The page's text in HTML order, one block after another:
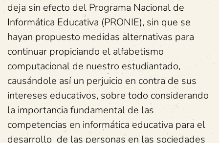
deja sin efecto del Programa Nacional de
Informática Educativa (PRONIE), sin que se
hayan propuesto medidas alternativas para
continuar propiciando el alfabetismo
computacional de nuestro estudiantado,
causándole así un perjuicio en contra de sus
intereses educativos, sobre todo considerando
la importancia fundamental de las
competencias en informática educativa para el
desarrollo de las personas en las sociedades